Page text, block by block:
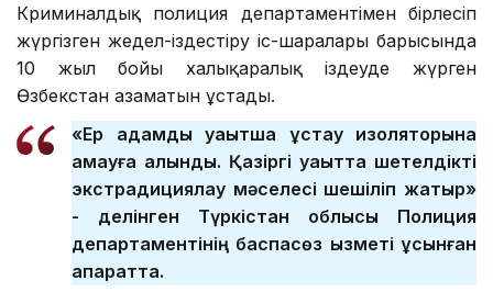
Криминалдық полиция департаментімен бірлесіп
жүргізген жедел-іздестіру іс-шаралары барысында
10 жыл бойы халықаралық іздеуде жүрген
Өзбекстан азаматын ұстады.
«Ер адамды уақытша ұстау изоляторына
қамауға алынды. Қазіргі уақытта шетелдікті
экстрадициялау мәселесі шешіліп жатыр»
- делінген Түркістан облысы Полиция
департаментінің баспасөз қызметі ұсынған
ақпаратта.